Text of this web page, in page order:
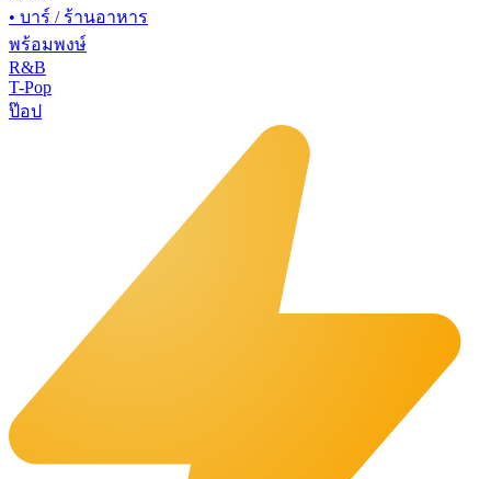
• บาร์ / ร้านอาหาร
พร้อมพงษ์
R&B
T-Pop
ป๊อป